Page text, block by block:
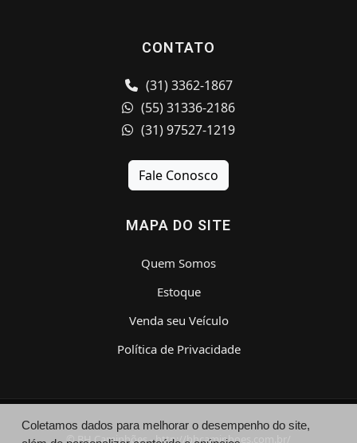
CONTATO
(31) 3362-1867
(55) 31336-2186
(31) 97527-1219
Fale Conosco
MAPA DO SITE
Quem Somos
Estoque
Venda seu Veículo
Política de Privacidade
© BH Caminhões - http://bhcaminhoes.com.br/
Coletamos dados para melhorar o desempenho do site,